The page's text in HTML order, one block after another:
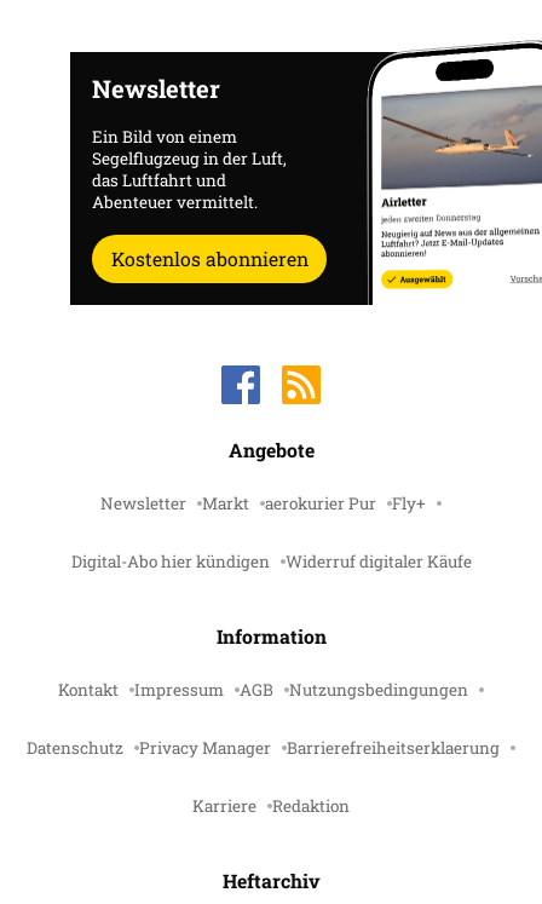
Newsletter
Ein Bild von einem
Segelflugzeug in der Luft,
das Luftfahrt und
Abenteuer vermittelt.
Kostenlos abonnieren
Angebote
Newsletter Markt aerokurier Pur Fly+
Digital-Abo hier kündigen Widerruf digitaler Käufe
Information
Kontakt Impressum AGB Nutzungsbedingungen
Datenschutz Privacy Manager Barrierefreiheitserklaerung
Karriere Redaktion
Heftarchiv